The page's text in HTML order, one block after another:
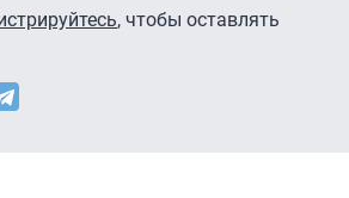
, чтобы оставлять